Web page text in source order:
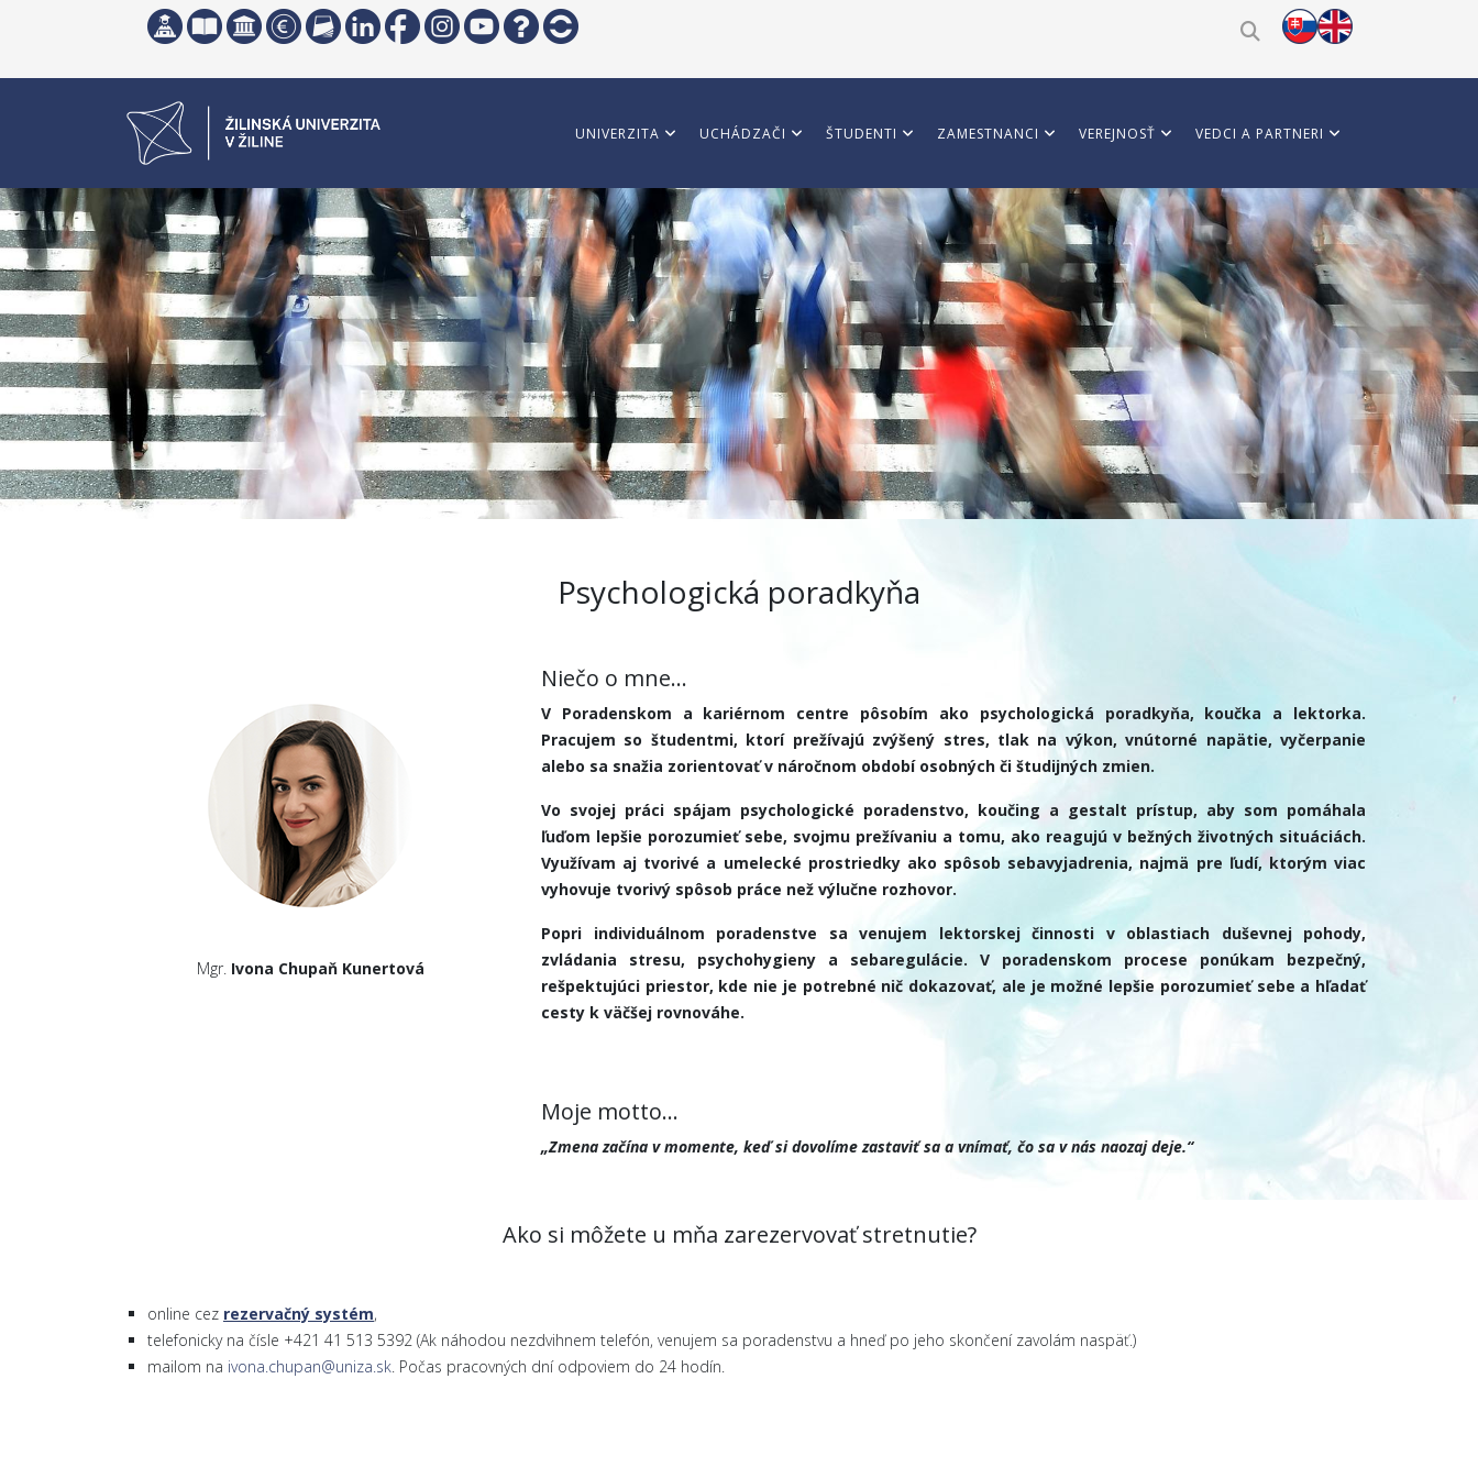
UNIVERZITA UCHÁDZAČI ŠTUDENTI ZAMESTNANCI VEREJNOSŤ VEDCI A PARTNERI
Psychologická poradkyňa
Mgr.Ivona Chupaň Kunertová
Niečo o mne...
V Poradenskom a kariérnom centre pôsobím ako psychologická poradkyňa, koučka a lektorka.
Pracujem so študentmi, ktorí prežívajú zvýšený stres, tlak na výkon, vnútorné napätie, vyčerpanie
alebo sa snažia zorientovať v náročnom období osobných či študijných zmien.
Vo svojej práci spájam psychologické poradenstvo, koučing a gestalt prístup, aby som pomáhala
ľuďom lepšie porozumieť sebe, svojmu prežívaniu a tomu, ako reagujú v bežných životných situáciách.
Využívam aj tvorivé a umelecké prostriedky ako spôsob sebavyjadrenia, najmä pre ľudí, ktorým viac
vyhovuje tvorivý spôsob práce než výlučne rozhovor.
Popri individuálnom poradenstve sa venujem lektorskej činnosti v oblastiach duševnej pohody,
zvládania stresu, psychohygieny a sebaregulácie. V poradenskom procese ponúkam bezpečný,
rešpektujúci priestor, kde nie je potrebné nič dokazovať, ale je možné lepšie porozumieť sebe a hľadať
cesty k väčšej rovnováhe.
Moje motto...
„Zmena začína v momente, keď si dovolíme zastaviť sa a vnímať, čo sa v nás naozaj deje.“
Ako si môžete u mňa zarezervovať stretnutie?
online cez rezervačný systém,
telefonicky na čísle +421 41 513 5392 (Ak náhodou nezdvihnem telefón, venujem sa poradenstvu a hneď po jeho skončení zavolám naspäť.)
mailom na ivona.chupan@uniza.sk. Počas pracovných dní odpoviem do 24 hodín.